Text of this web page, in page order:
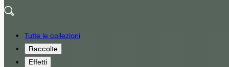
Tutte le collezioni
Raccolte
Effetti